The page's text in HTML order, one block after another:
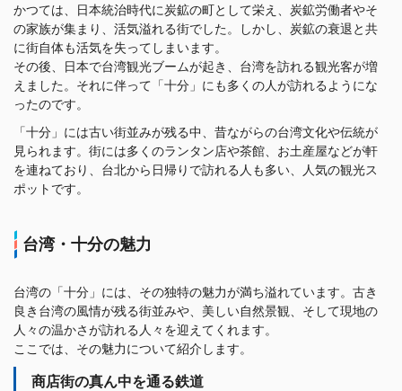
かつては、日本統治時代に炭鉱の町として栄え、炭鉱労働者やそ
の家族が集まり、活気溢れる街でした。しかし、炭鉱の衰退と共
に街自体も活気を失ってしまいます。
その後、日本で台湾観光ブームが起き、台湾を訪れる観光客が増
えました。それに伴って「十分」にも多くの人が訪れるようにな
ったのです。
「十分」には古い街並みが残る中、昔ながらの台湾文化や伝統が
見られます。街には多くのランタン店や茶館、お土産屋などが軒
を連ねており、台北から日帰りで訪れる人も多い、人気の観光ス
ポットです。
台湾・十分の魅力
台湾の「十分」には、その独特の魅力が満ち溢れています。古き
良き台湾の風情が残る街並みや、美しい自然景観、そして現地の
人々の温かさが訪れる人々を迎えてくれます。
ここでは、その魅力について紹介します。
商店街の真ん中を通る鉄道